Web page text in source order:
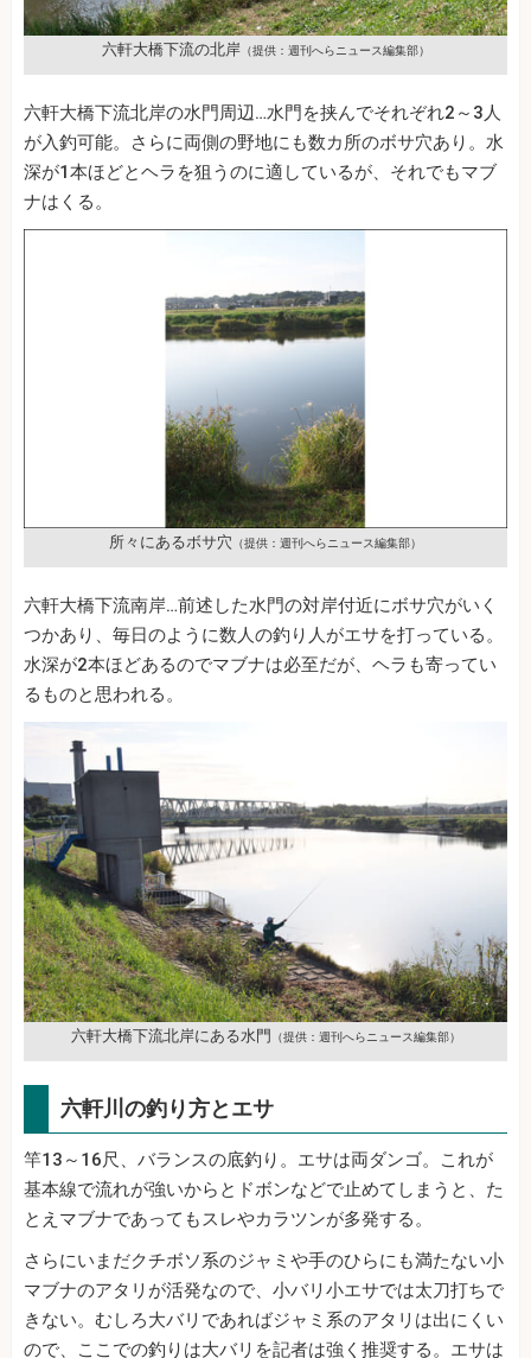
六軒大橋下流の北岸（提供：週刊へらニュース編集部）
六軒大橋下流北岸の水門周辺…水門を挟んでそれぞれ2～3人
が入釣可能。さらに両側の野地にも数カ所のボサ穴あり。水
深が1本ほどとヘラを狙うのに適しているが、それでもマブ
ナはくる。
所々にあるボサ穴 （提供：週刊へらニュース編集部）
六軒大橋下流南岸…前述した水門の対岸付近にボサ穴がいく
つかあり、毎日のように数人の釣り人がエサを打っている。
水深が2本ほどあるのでマブナは必至だが、ヘラも寄ってい
るものと思われる。
六軒大橋下流北岸にある水門 （提供：週刊へらニュース編集部）
六軒川の釣り方とエサ
竿13～16尺、バランスの底釣り。エサは両ダンゴ。これが
基本線で流れが強いからとドボンなどで止めてしまうと、た
とえマブナであってもスレやカラツンが多発する。
さらにいまだクチボソ系のジャミや手のひらにも満たない小
マブナのアタリが活発なので、小バリ小エサでは太刀打ちで
きない。むしろ大バリであればジャミ系のアタリは出にくい
ので、ここでの釣りは大バリを記者は強く推奨する。エサは